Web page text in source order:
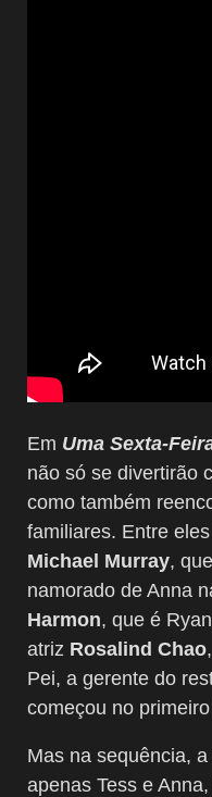
Em Uma Sexta-
não só se divertirão
como também
familiares. Entre
Michael Murray,
namorado de Anna
Harmon, que é
atriz Rosalind Chao
Pei, a gerente do
começou no
Mas na sequência,
apenas Tess e